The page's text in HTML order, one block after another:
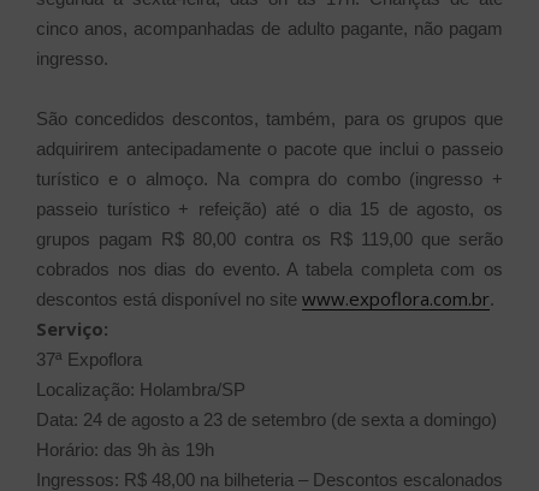
cinco anos, acompanhadas de adulto pagante, não pagam
ingresso.
São concedidos descontos, também, para os grupos que
adquirirem antecipadamente o pacote que inclui o passeio
turístico e o almoço. Na compra do combo (ingresso +
passeio turístico + refeição) até o dia 15 de agosto, os
grupos pagam R$ 80,00 contra os R$ 119,00 que serão
cobrados nos dias do evento. A tabela completa com os
descontos está disponível no site www.expoflora.com.br.
Serviço:
37ª Expoflora
Localização: Holambra/SP
Data: 24 de agosto a 23 de setembro (de sexta a domingo)
Horário: das 9h às 19h
Ingressos: R$ 48,00 na bilheteria – Descontos escalonados